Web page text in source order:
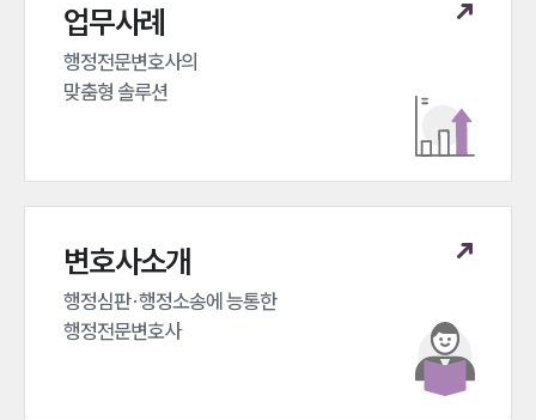
업무사례
행정전문변호사의
맞춤형 솔루션
변호사소개
행정심판·행정소송에 능통한
행정전문변호사